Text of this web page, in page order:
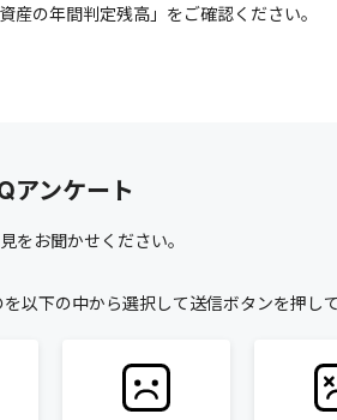
の年間判定残高」をご確認ください。
アンケート
をお聞かせください。
以下の中から選択して送信ボタンを押して